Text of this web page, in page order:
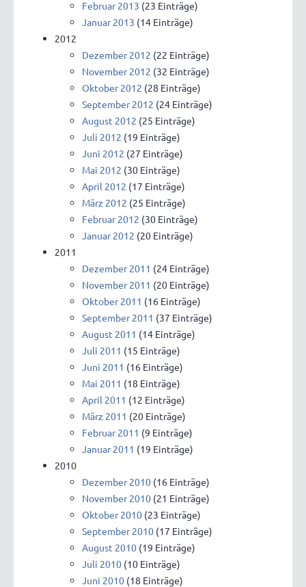
Februar 2013 (23 Einträge)
Januar 2013 (14 Einträge)
2012
Dezember 2012 (22 Einträge)
November 2012 (32 Einträge)
Oktober 2012 (28 Einträge)
September 2012 (24 Einträge)
August 2012 (25 Einträge)
Juli 2012 (19 Einträge)
Juni 2012 (27 Einträge)
Mai 2012 (30 Einträge)
April 2012 (17 Einträge)
März 2012 (25 Einträge)
Februar 2012 (30 Einträge)
Januar 2012 (20 Einträge)
2011
Dezember 2011 (24 Einträge)
November 2011 (20 Einträge)
Oktober 2011 (16 Einträge)
September 2011 (37 Einträge)
August 2011 (14 Einträge)
Juli 2011 (15 Einträge)
Juni 2011 (16 Einträge)
Mai 2011 (18 Einträge)
April 2011 (12 Einträge)
März 2011 (20 Einträge)
Februar 2011 (9 Einträge)
Januar 2011 (19 Einträge)
2010
Dezember 2010 (16 Einträge)
November 2010 (21 Einträge)
Oktober 2010 (23 Einträge)
September 2010 (17 Einträge)
August 2010 (19 Einträge)
Juli 2010 (10 Einträge)
Juni 2010 (18 Einträge)